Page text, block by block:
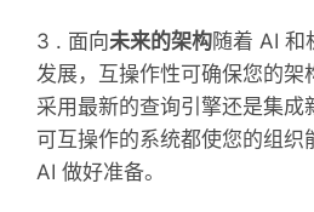
3 . 面向未来的架构随着 AI 和
发展，互操作性可确保您的架
采用最新的查询引擎还是集成
可互操作的系统都使您的组织
AI 做好准备。